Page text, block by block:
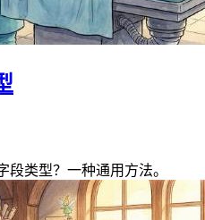
段类型？一种通用方法。